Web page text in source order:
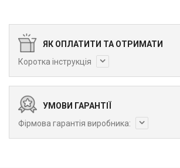
ЯК ОПЛАТИТИ ТА ОТРИМАТИ
Коротка інструкція
УМОВИ ГАРАНТІЇ
Фірмова гарантія виробника: